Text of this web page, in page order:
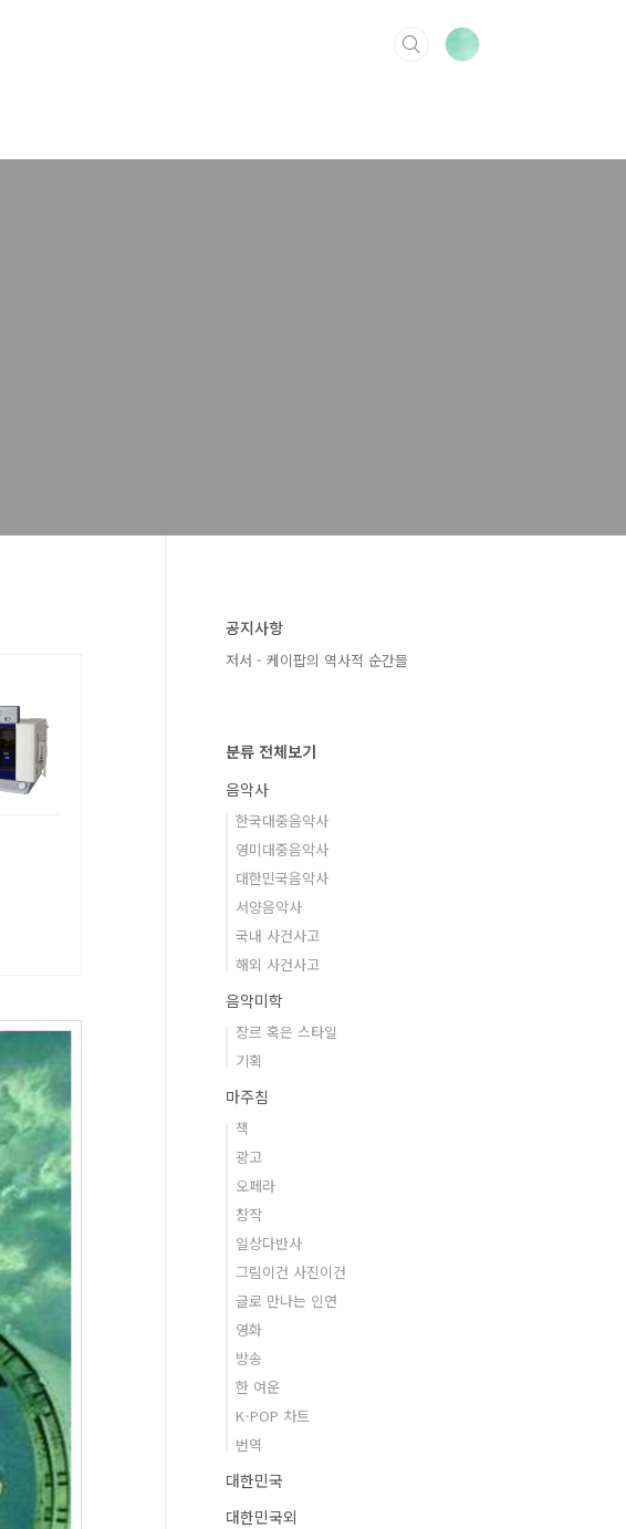
공지사항
저서 - 케이팝의 역사적 순간들
분류 전체보기
음악사
한국대중음악사
영미대중음악사
대한민국음악사
서양음악사
국내 사건사고
해외 사건사고
음악미학
장르 혹은 스타일
기획
마주침
책
광고
오페라
창작
일상다반사
그림이건 사진이건
글로 만나는 인연
영화
방송
한 여운
K-POP 차트
번역
대한민국
대한민국외